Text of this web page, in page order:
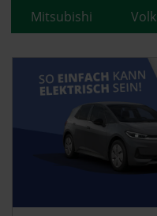
Mitsubishi